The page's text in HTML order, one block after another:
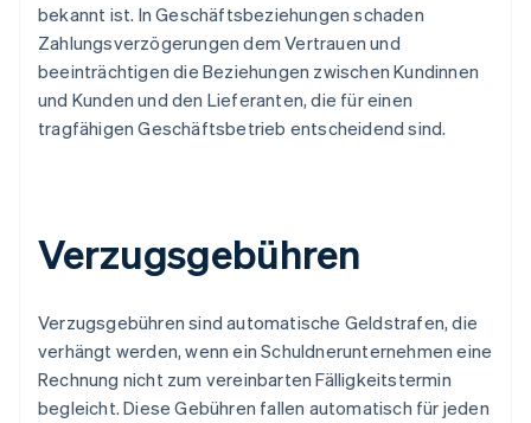
bekannt ist. In Geschäftsbeziehungen schaden
Zahlungsverzögerungen dem Vertrauen und
beeinträchtigen die Beziehungen zwischen Kundinnen
und Kunden und den Lieferanten, die für einen
tragfähigen Geschäftsbetrieb entscheidend sind.
Verzugsgebühren
Verzugsgebühren sind automatische Geldstrafen, die
verhängt werden, wenn ein Schuldnerunternehmen eine
Rechnung nicht zum vereinbarten Fälligkeitstermin
begleicht. Diese Gebühren fallen automatisch für jeden